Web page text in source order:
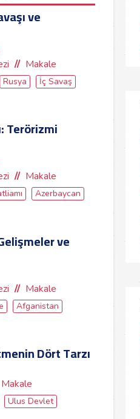
ve
Makale
Rusya
İç Savaş
Terörizmi
Makale
Azerbaycan
ve
Makale
Afganistan
Dört Tarzı
Makale
Ulus Devlet